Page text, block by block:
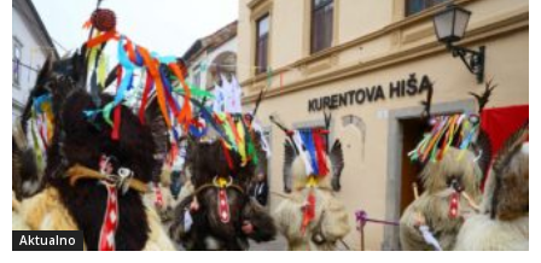
Aktualno